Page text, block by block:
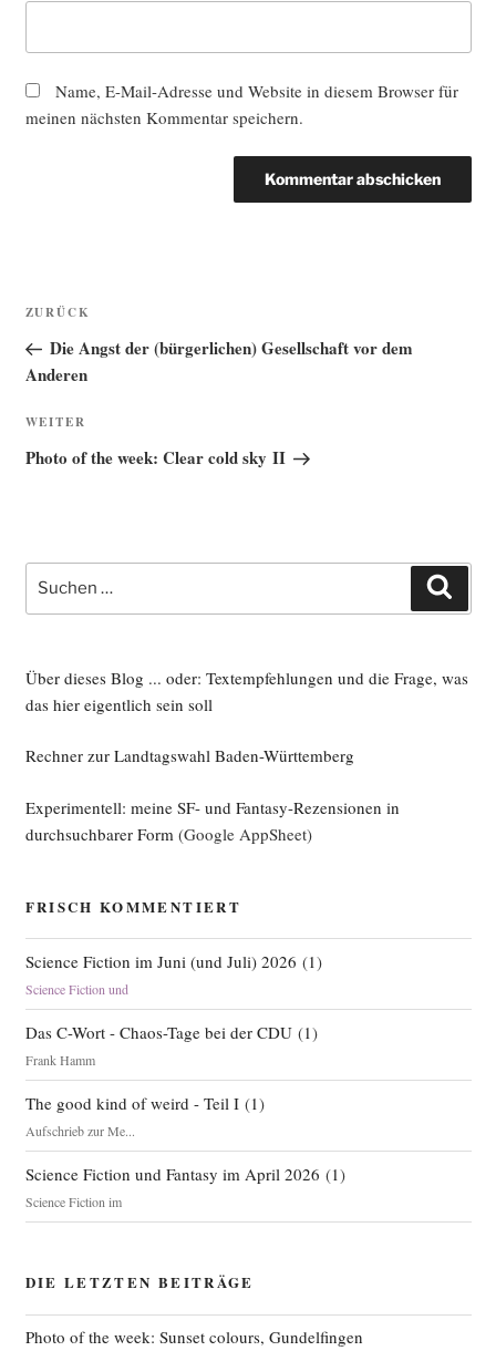
Name, E-Mail-Adresse und Website in diesem Browser für
meinen nächsten Kommentar speichern.
Beitragsnavigation
Vorheriger
Beitrag
ZURÜCK
Die Angst der (bürgerlichen) Gesellschaft vor dem
Anderen
Nächster
Beitrag
WEITER
Photo of the week: Clear cold sky II
Suche
nach:
Über dieses Blog ... oder: Textempfehlungen und die Frage, was
das hier eigentlich sein soll
Rechner zur Landtagswahl Baden-Württemberg
Experimentell: meine SF- und Fantasy-Rezensionen in
durchsuchbarer Form (Google AppSheet)
FRISCH KOMMENTIERT
Science Fiction im Juni (und Juli) 2026 (1)
Science Fiction und
Das C-Wort - Chaos-Tage bei der CDU(1)
Frank Hamm
The good kind of weird - Teil I(1)
Aufschrieb zur Me...
Science Fiction und Fantasy im April 2026 (1)
Science Fiction im
DIE LETZTEN BEITRÄGE
Photo of the week: Sunset colours, Gundelfingen